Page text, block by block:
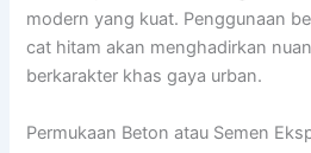
modern yang kuat. Penggunaan
cat hitam akan menghadirkan
berkarakter khas gaya urban.
Permukaan Beton atau Semen